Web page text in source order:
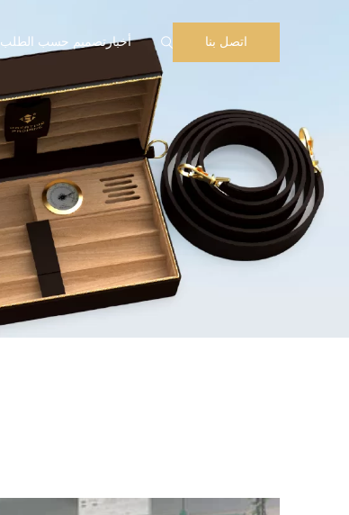
تصميم حسب الطلبأخبار اتصل بنا